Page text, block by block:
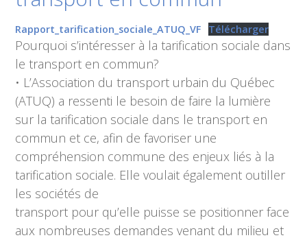
Rapport_tarification_sociale_ATUQ_VF Télécharger
Pourquoi s’intéresser à la tarification sociale dans
le transport en commun?
• L’Association du transport urbain du Québec
(ATUQ) a ressenti le besoin de faire la lumière
sur la tarification sociale dans le transport en
commun et ce, afin de favoriser une
compréhension commune des enjeux liés à la
tarification sociale. Elle voulait également outiller
les sociétés de
transport pour qu’elle puisse se positionner face
aux nombreuses demandes venant du milieu et